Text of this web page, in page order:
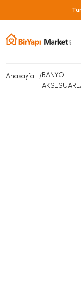
Anasayfa
BANYO